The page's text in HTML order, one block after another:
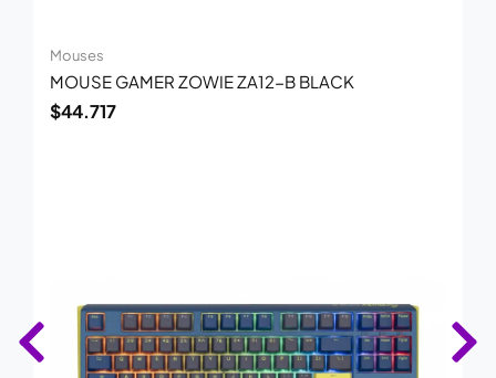
Mouses
MOUSE GAMER ZOWIE ZA12-B BLACK
$44.717